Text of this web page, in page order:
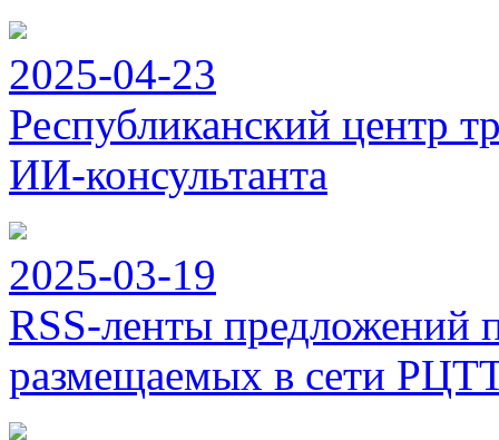
2025-04-23
Республиканский центр
ИИ-консультанта
2025-03-19
RSS-ленты предложений
размещаемых в сети